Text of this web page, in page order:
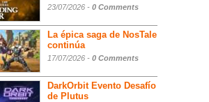
23/07/2026 - 0 Comments
La épica saga de NosTale
continúa
17/07/2026 - 0 Comments
DarkOrbit Evento Desafío
de Plutus